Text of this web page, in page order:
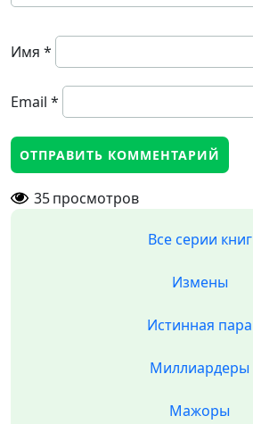
Имя *
Email *
35просмотров
Все серии книг
Измены
Истинная пара
Миллиардеры
Мажоры